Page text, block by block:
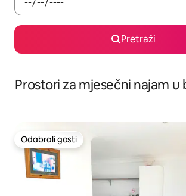
Pretraži
Prostori za mjesečni najam u
Odabrali gosti
Odabrali gosti